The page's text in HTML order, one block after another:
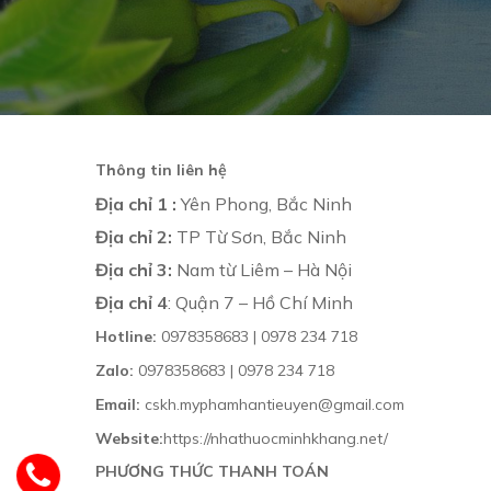
Thông tin liên hệ
Địa chỉ 1 :Yên Phong, Bắc Ninh
Địa chỉ 2: TP Từ Sơn, Bắc Ninh
Địa chỉ 3: Nam từ Liêm – Hà Nội
Địa chỉ 4: Quận 7 – Hồ Chí Minh
Hotline: 0978358683 | 0978 234 718
Zalo: 0978358683 | 0978 234 718
Email: cskh.myphamhantieuyen@gmail.com
Website:https://nhathuocminhkhang.net/
PHƯƠNG THỨC THANH TOÁN